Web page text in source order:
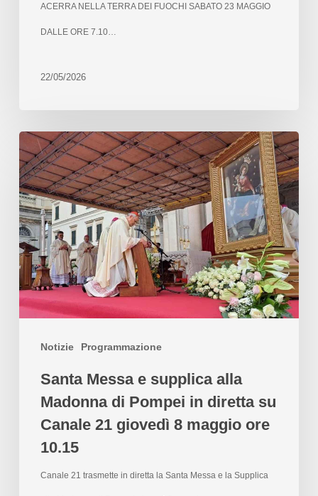
ACERRA NELLA TERRA DEI FUOCHI SABATO 23 MAGGIO
DALLE ORE 7.10…
22/05/2026
Notizie Programmazione
Santa Messa e supplica alla
Madonna di Pompei in diretta su
Canale 21 giovedì 8 maggio ore
10.15
Canale 21 trasmette in diretta la Santa Messa e la Supplica